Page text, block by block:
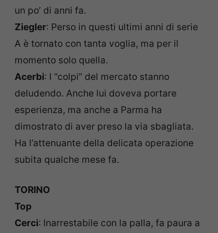
un po’ di anni fa.
Ziegler: Perso in questi ultimi anni di serie
A è tornato con tanta voglia, ma per il
momento solo quella.
Acerbi: I “colpi” del mercato stanno
deludendo. Anche lui doveva portare
esperienza, ma anche a Parma ha
dimostrato di aver preso la via sbagliata.
Ha l’attenuante della delicata operazione
subita qualche mese fa.
TORINO
Top
Cerci: Inarrestabile con la palla, fa paura a